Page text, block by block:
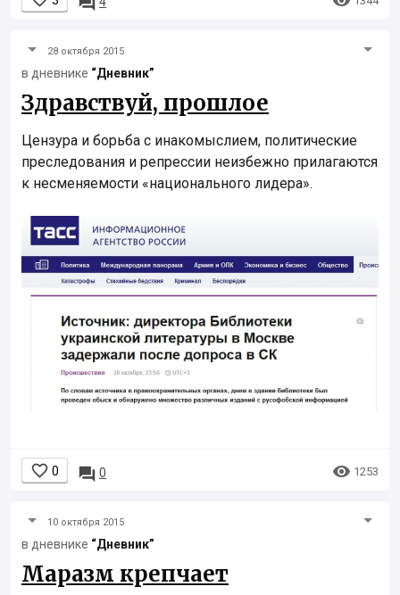
28 октября 2015
в дневнике “Дневник”
Здравствуй, прошлое
Цензура и борьба с инакомыслием, политические
преследования и репрессии неизбежно прилагаются
к несменяемости «национального лидера».
 0  0  1253
10 октября 2015
в дневнике “Дневник”
Маразм крепчает